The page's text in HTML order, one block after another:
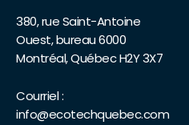
380, rue Saint-Antoine
Ouest, bureau 6000
Montréal, Québec H2Y 3X7
Courriel :
info@ecotechquebec.com